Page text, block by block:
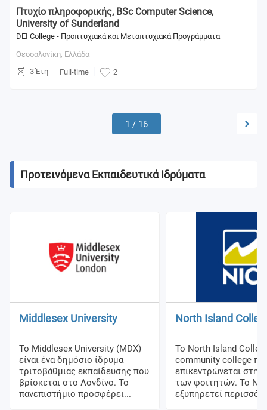
Πτυχίο πληροφορικής, BSc Computer Science,
University of Sunderland
DEI College - Προπτυχιακά και Μεταπτυχιακά Προγράμματα
Θεσσαλονίκη, Ελλάδα
3 Έτη
Full-time 2
1 / 16
Προτεινόμενα Εκπαιδευτικά Ιδρύματα
Middlesex University
Το Middlesex University (MDX)
είναι ένα δημόσιο ίδρυμα
τριτοβάθμιας εκπαίδευσης που
βρίσκεται στο Λονδίνο. Το
πανεπιστήμιο προσφέρει...
North Island
Το North Island
community college
επικεντρώνεται στην
των φοιτητών. Το NIC
εξυπηρετεί